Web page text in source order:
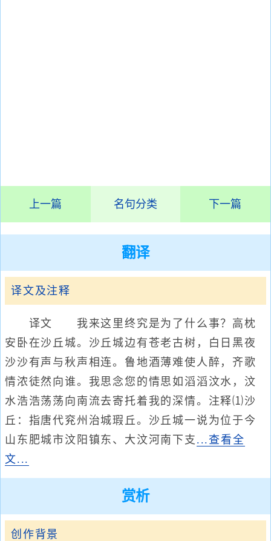
上一篇 名句分类 下一篇
翻译
译文及注释
译文 我来这里终究是为了什么事？高枕
安卧在沙丘城。沙丘城边有苍老古树，白日黑夜
沙沙有声与秋声相连。鲁地酒薄难使人醉，齐歌
情浓徒然向谁。我思念您的情思如滔滔汶水，汶
水浩浩荡荡向南流去寄托着我的深情。注释⑴沙
丘：指唐代兖州治城瑕丘。沙丘城一说为位于今
山东肥城市汶阳镇东、大汶河南下支 ...查看全
文...
赏析
创作背景